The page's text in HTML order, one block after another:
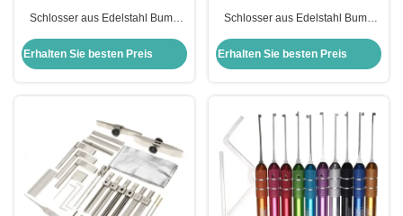
Schlosser aus Edelstahl Bump
Schlosser Lieferungen Pick Gun
Erhalten Sie besten Preis
Schlosser aus Edelstahl Bump
Schlosser Lieferungen Pick Gun
Erhalten Sie besten Preis